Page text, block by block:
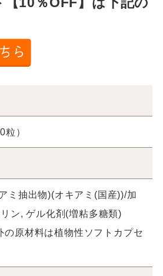
）
ミ抽出物)(オキアミ(国産))/加
ン, ゲル化剤(増粘多糖類)
原材料は植物性ソフトカプセ